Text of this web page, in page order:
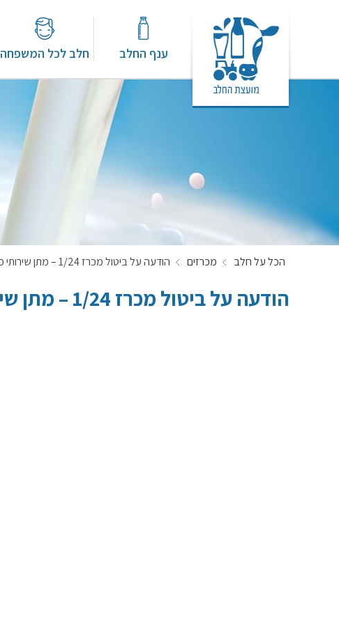
ענף החלב חלב לכל המשפחה
הכל על חלב מכרזים הודעה על ביטול מכרז 1/24 – מתן שירותי פינוי, הובלה וכילוי של פגרי בקר
הודעה על ביטול מכרז 1/24 – מתן שירותי פינוי, הובלה וכילוי של פגרי בקר